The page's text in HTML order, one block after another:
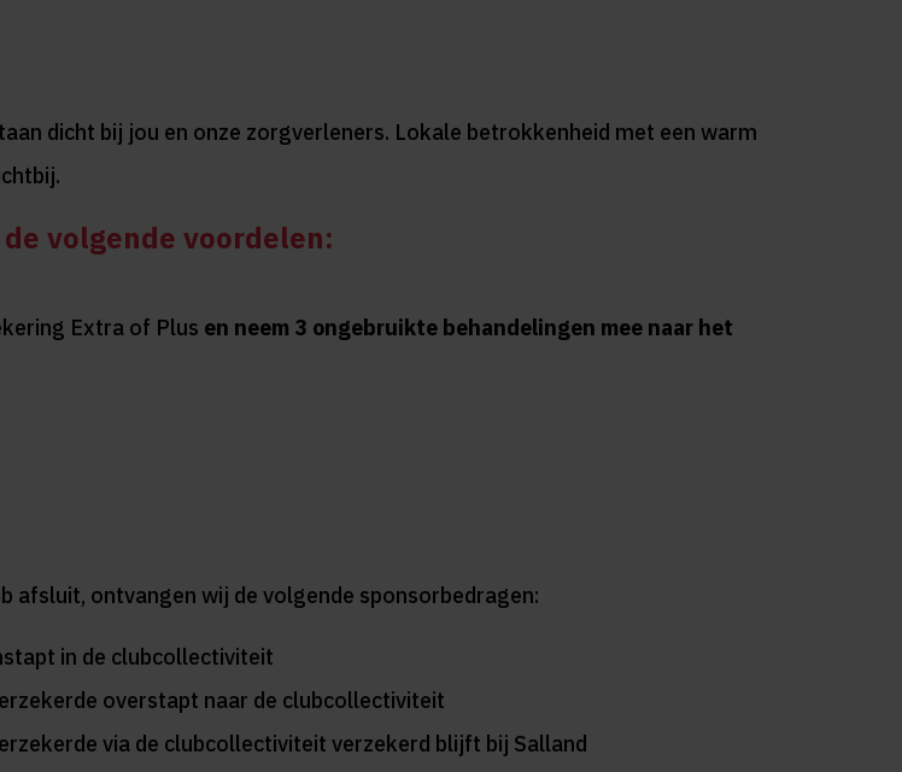
dicht bij jou en onze zorgverleners. Lokale betrokkenheid met een warm
volgende voordelen:
Extra of Plus en neem 3 ongebruikte behandelingen mee naar het
afsluit, ontvangen wij de volgende sponsorbedragen:
in de clubcollectiviteit
overstapt naar de clubcollectiviteit
via de clubcollectiviteit verzekerd blijft bij Salland